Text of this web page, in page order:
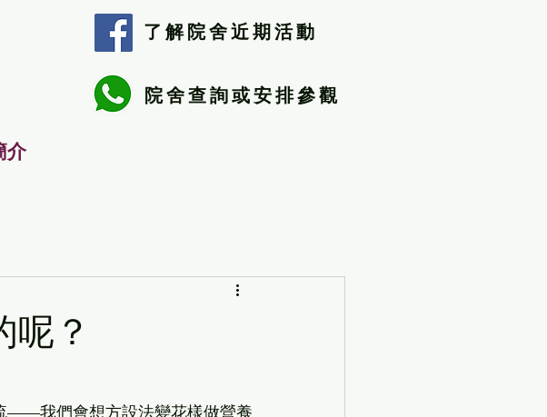
了解院舍近期活動
院舍查詢或安排參觀
介
呢？
——我們會想方設法變花樣做營養